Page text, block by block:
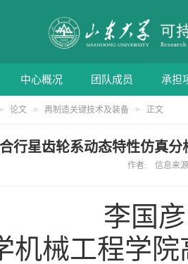
中心概况 团队成员 承担
论文 > 再制造关键技术及装备 > 正文
行星齿轮系动态特性仿真
作者: 信息来
李国
机械工程学